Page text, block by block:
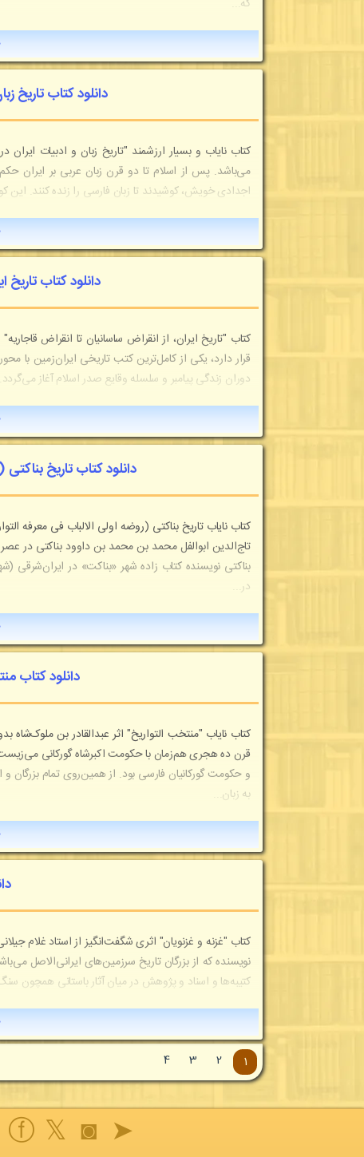
که...
دانلود کتاب تاریخ
کتاب نایاب و بسیار ارزشمند "تاریخ زبان و ادبیات
می‌باشد. پس از اسلام تا دو قرن زبان عربی بر ایران
اجدادی خویش، کوشیدند تا زبان فارسی را زنده کنند. این
دانلود کتاب تاریخ
کتاب "تاریخ ایران، از انقراض ساسانیان تا انقراض
قرار دارد، یکی از کامل‌ترین کتب تاریخی ایران‌زمین با
دوران زندگی پیامبر و سلسله وقایع صدر اسلام آغاز
دانلود کتاب تاریخ
کتاب نایاب تاریخ بناکتی (روضه اولی الالباب فی معرفه
تاج‌الدین ابوالفل محمد بن محمد بن داوود بناکتی در
بناکتی نویسنده کتاب زاده شهر «بناکت» در ایران‌شرقی
در...
دانلود کتاب
کتاب نایاب "منتخب التواریخ" اثر عبدالقادر بن
قرن ده هجری هم‌زمان با حکومت اکبرشاه گورکانی
و حکومت گورکانیان فارسی بود. از همین‌روی تمام
به زبان...
نویسنده که از بزرگان تاریخ سرزمین‌های ایرانی‌الاصل
کتیبه‌ها و اسناد و پژوهش در میان آثار باستانی همچون
1
2
3
4
➤
◙
𝕏
ⓕ